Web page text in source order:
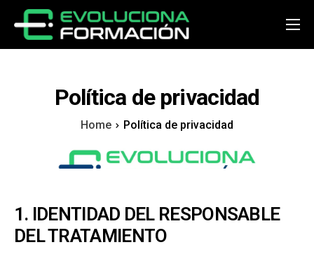
Inicio
Cursos
Noticias
Acceder
Política de privacidad
Home Política de privacidad
1. IDENTIDAD DEL RESPONSABLE
DEL TRATAMIENTO